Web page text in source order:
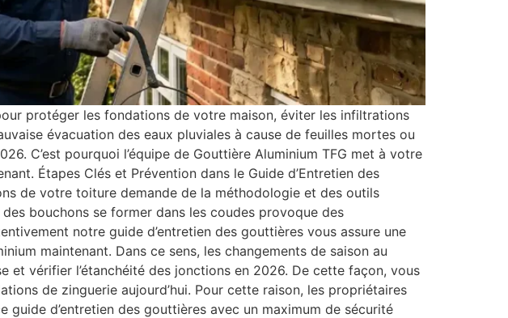
protéger les fondations de votre maison, éviter les infiltrations
évacuation des eaux pluviales à cause de feuilles mortes ou
C’est pourquoi l’équipe de Gouttière Aluminium TFG met à votre
Étapes Clés et Prévention dans le Guide d’Entretien des
de votre toiture demande de la méthodologie et des outils
bouchons se former dans les coudes provoque des
notre guide d’entretien des gouttières vous assure une
maintenant. Dans ce sens, les changements de saison au
et vérifier l’étanchéité des jonctions en 2026. De cette façon, vous
de zinguerie aujourd’hui. Pour cette raison, les propriétaires
d’entretien des gouttières avec un maximum de sécurité